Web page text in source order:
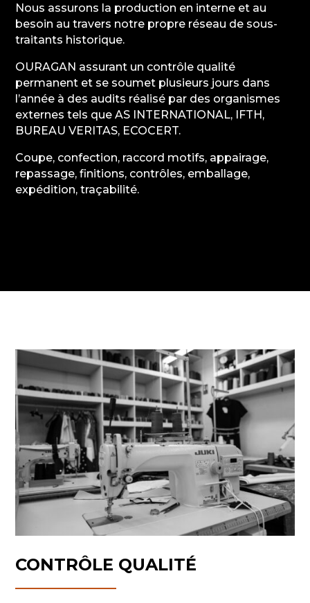
Nous assurons la production en interne et au
besoin au travers notre propre réseau de sous-
traitants historique.
OURAGAN assurant un contrôle qualité
permanent et se soumet plusieurs jours dans
l’année à des audits réalisé par des organismes
externes tels que AS INTERNATIONAL, IFTH,
BUREAU VERITAS, ECOCERT.
Coupe, confection, raccord motifs, appairage,
repassage, finitions, contrôles, emballage,
expédition, traçabilité.
CONTRÔLE QUALITÉ